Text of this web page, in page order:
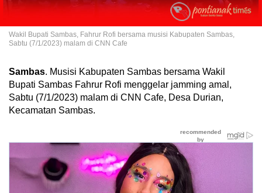
Wakil Bupati Sambas, Fahrur Rofi bersama musisi Kabupaten Sambas,
Sabtu (7/1/2023) malam di CNN Cafe
Sambas. Musisi Kabupaten Sambas bersama Wakil
Bupati Sambas Fahrur Rofi menggelar jamming amal,
Sabtu (7/1/2023) malam di CNN Cafe, Desa Durian,
Kecamatan Sambas.